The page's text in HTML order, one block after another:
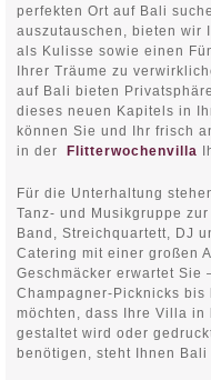
perfekten Ort auf Bali
auszutauschen, bieten wir
als Kulisse sowie einen
Ihrer Träume zu
auf Bali bieten
dieses neuen Kapitels in
können Sie und Ihr frisch
in der
Flitterwochenvilla
Für die Unterhaltung
Tanz- und Musikgruppe
Band, Streichquartett, DJ
Catering mit einer großen
Geschmäcker erwartet Sie
Champagner-Picknicks
möchten, dass Ihre Villa in
gestaltet wird oder
benötigen, steht Ihnen